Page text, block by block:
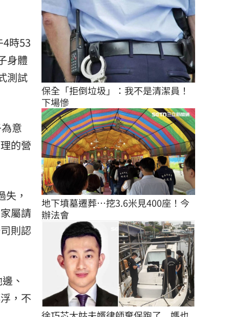
時53
身體
測試
意
的營
，
屬請
則認
、
，不
保全「拒倒垃圾」：我不是清潔員！
下場慘
地下墳墓遷葬…挖3.6米見400座！今
辦法會